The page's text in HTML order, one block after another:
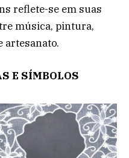
reflete-se em suas
música, pintura,
artesanato.
E SÍMBOLOS